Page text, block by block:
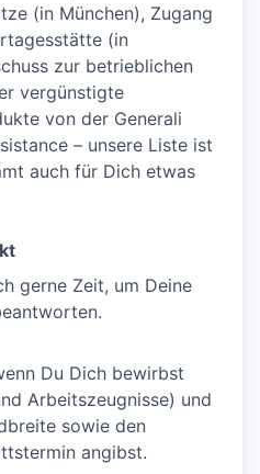
(in München), Zugang
(in
zur betrieblichen
vergünstigte
von der Generali
– unsere Liste ist
auch für Dich etwas
gerne Zeit, um Deine
Du Dich bewirbst
Arbeitszeugnisse) und
sowie den
angibst.